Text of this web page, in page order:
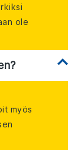
ole
myös